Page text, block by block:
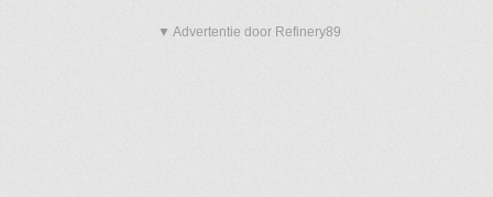
▼ Advertentie door Refinery89